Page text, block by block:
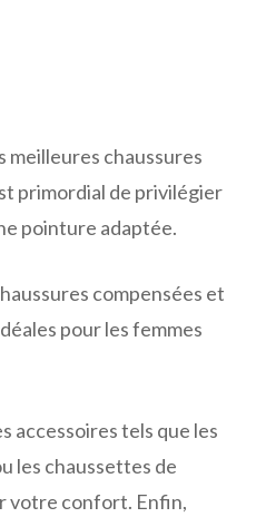
meilleures chaussures
primordial de privilégier
pointure adaptée.
compensées et
pour les femmes
accessoires tels que les
les chaussettes de
votre confort. Enfin,